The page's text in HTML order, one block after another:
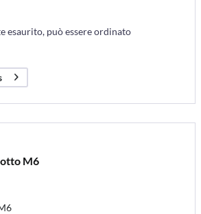
esaurito, può essere ordinato
M6